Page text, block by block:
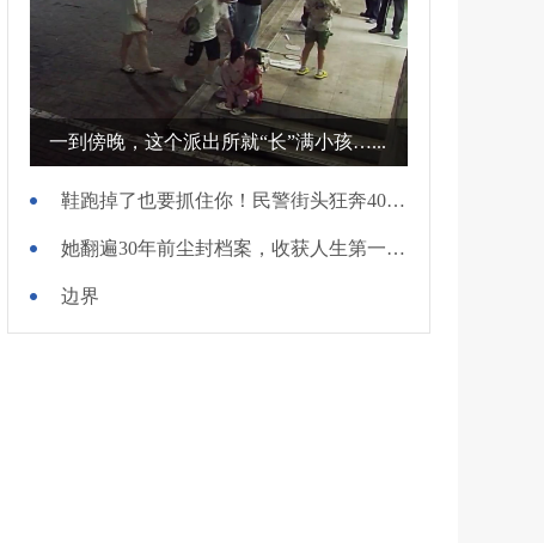
一到傍晚，这个派出所就“长”满小孩…...
鞋跑掉了也要抓住你！民警街头狂奔400米擒贼
她翻遍30年前尘封档案，收获人生第一面锦旗
边界